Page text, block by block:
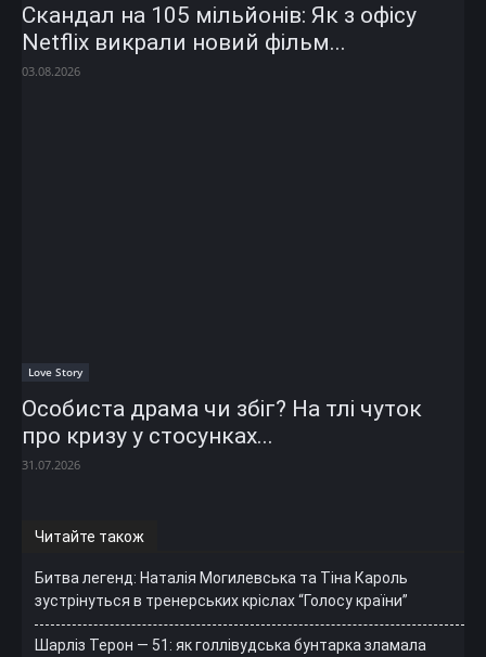
Скандал на 105 мільйонів: Як з офісу
Netflix викрали новий фільм...
03.08.2026
Love Story
Особиста драма чи збіг? На тлі чуток
про кризу у стосунках...
31.07.2026
Читайте також
Битва легенд: Наталія Могилевська та Тіна Кароль
зустрінуться в тренерських кріслах “Голосу країни”
Шарліз Терон — 51: як голлівудська бунтарка зламала